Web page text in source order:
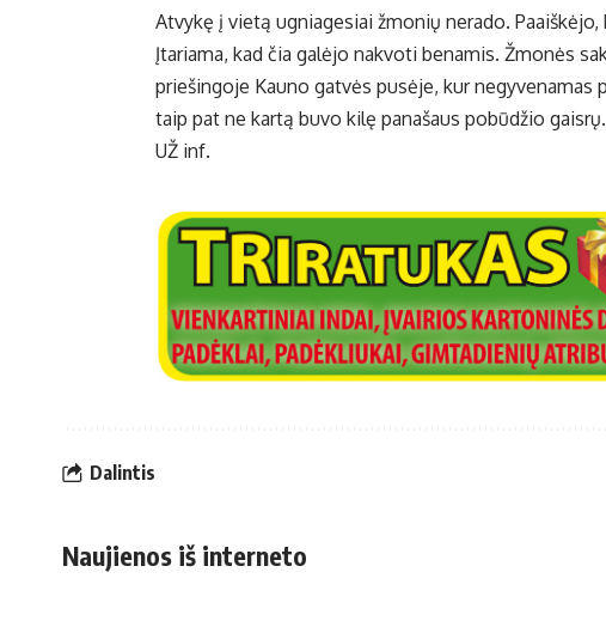
Atvykę į vietą ugniagesiai žmonių nerado.
Įtariama, kad čia galėjo nakvoti benamis. Žmonės
priešingoje Kauno gatvės pusėje, kur
taip pat ne kartą buvo kilę panašaus pobūdžio gaisrų.
UŽ inf.
Dalintis
Naujienos iš interneto